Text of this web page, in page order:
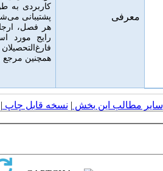
معرفی
کاربردی به
پشتیبانی
هر فصل،
رایج مورد
همچنین مرجع
سایر مطالب این بخش | نسخه قابل چاپ |